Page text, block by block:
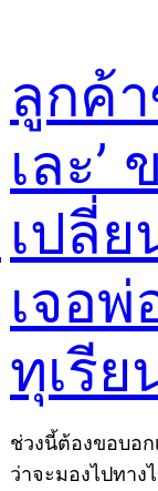
ลูกค้า
เละ’
เปลี่
เจอ
ทุเรี
ช่วงนี้ต้องขอบอก
ว่าจะมองไปทาง